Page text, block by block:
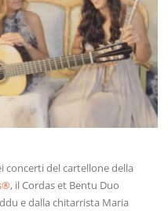
concerti del cartellone della
, il Cordas et Bentu Duo
e dalla chitarrista Maria